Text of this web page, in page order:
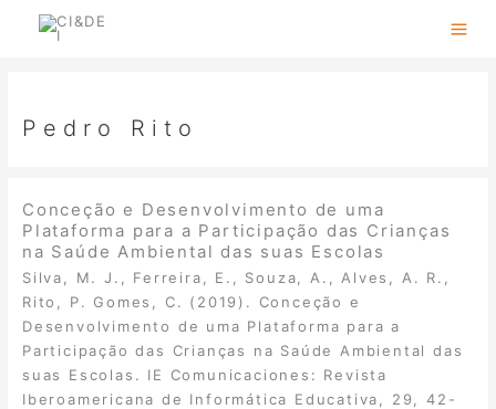
Pedro Rito
Conceção e Desenvolvimento de uma
Plataforma para a Participação das Crianças
na Saúde Ambiental das suas Escolas
Silva, M. J., Ferreira, E., Souza, A., Alves, A. R.,
Rito, P. Gomes, C. (2019). Conceção e
Desenvolvimento de uma Plataforma para a
Participação das Crianças na Saúde Ambiental das
suas Escolas. IE Comunicaciones: Revista
Iberoamericana de Informática Educativa, 29, 42-